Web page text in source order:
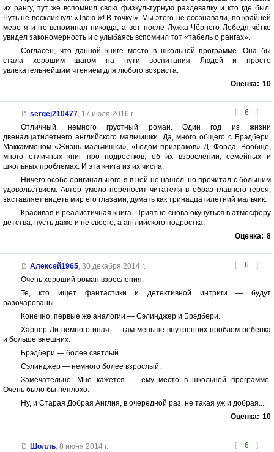
их рангу, тут же вспомнил свою физкультурную раздевалку и кто где был.
Чуть не воскликнул: «Твою ж! В точку!». Мы этого не осознавали, по крайней
мере я и не вспоминал никогда, а вот после Лужка Чёрного Лебедя чётко
увидел закономерность и с улыбаясь вспомнил тот «табель о рангах».
Согласен, что данной книге место в школьной программе. Она бы
стала хорошим шагом на пути воспитания Людей и просто
увлекательнейшим чтением для любого возраста.
Оценка: 10
[ 6 ]
sergej210477, 17 июля 2016 г.
Отличный, немного грустный роман. Один год из жизни
двенадцатилетнего английского мальчишки. Да, много общего с Брэдбери,
Маккаммоном «Жизнь мальчишки», «Годом призраков» Д. Форда. Вообще,
много отличных книг про подростков, об их взрослении, семейных и
школьных проблемах. И эта книга из их числа.
Ничего особо оригинального я в ней не нашёл, но прочитал с большим
удовольствием. Автор умело переносит читателя в образ главного героя,
заставляет видеть мир его глазами, думать как тринадцатилетний мальчик.
Красивая и реалистичная книга. Приятно снова окунуться в атмосферу
детства, пусть даже и не своего, а английского подростка.
Оценка: 8
[ 6 ]
Алексей1965, 30 декабря 2014 г.
Очень хороший роман взросления.
Те, кто ищет фантастики и детективной интриги — будут
разочарованы.
Конечно, первые же аналогии — Сэлинджер и Брэдбери.
Харпер Ли немного иная — там меньше внутренних проблем ребенка
и больше внешних.
Брэдбери — более светлый.
Сэлинджер — немного более взрослый.
Замечательно. Мне кажется — ему место в школьной программе.
Очень было бы неплохо.
Ну, и Старая Добрая Англия, в очередной раз, не такая уж и добрая....
Оценка: 10
[ 6 ]
Шолль, 8 июня 2014 г.